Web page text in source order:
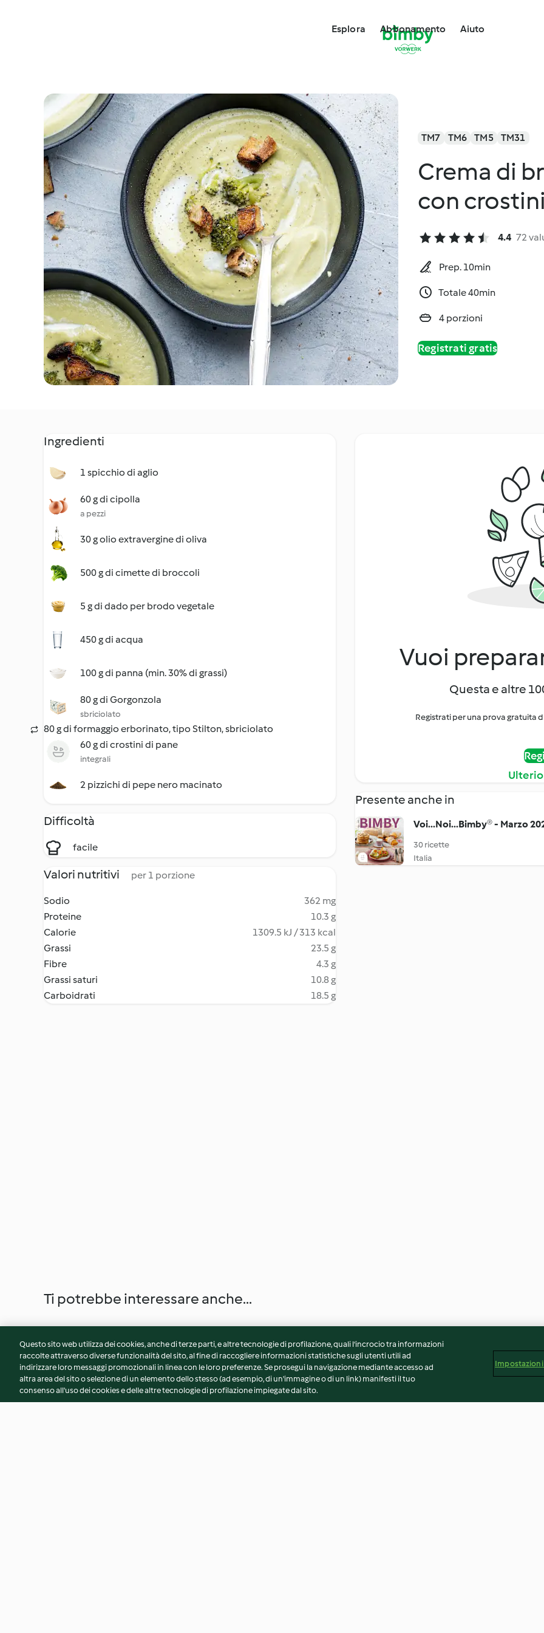
Esplora Abbonamento Aiuto
TM7 TM6 TM5 TM31
Crema di
con
4.4 72
Prep. 10min
Totale 40min
4 porzioni
Registrati gratis
Ingredienti
1 spicchio di aglio
60 g di cipolla
a pezzi
30 g olio extravergine di oliva
500 g di cimette di broccoli
5 g di dado per brodo vegetale
450 g di acqua
100 g di panna (min. 30% di grassi)
80 g di Gorgonzola
sbriciolato
80 g di formaggio erborinato, tipo Stilton, sbriciolato
60 g di crostini di pane
integrali
2 pizzichi di pepe nero macinato
Difficoltà
facile
Valori nutritivi per 1 porzione
Sodio
362 mg
Proteine
10.3 g
Calorie
1309.5 kJ / 313 kcal
Grassi
23.5 g
Fibre
4.3 g
Grassi saturi
10.8 g
Carboidrati
18.5 g
Vuoi
Questa e altre
Registrati per una prova gratuita
Presente anche in
Voi...Noi...Bimby® - Marzo
30 ricette
Italia
Ti potrebbe interessare anche...
Questo sito web utilizza dei cookies, anche di terze parti, e altre tecnologie di profilazione, quali l’incrocio tra informazioni
raccolte attraverso diverse funzionalità del sito, al fine di raccogliere informazioni statistiche sugli utenti utili ad
indirizzare loro messaggi promozionali in linea con le loro preferenze. Se prosegui la navigazione mediante accesso ad
altra area del sito o selezione di un elemento dello stesso (ad esempio, di un'immagine o di un link) manifesti il tuo
consenso all'uso dei cookies e delle altre tecnologie di profilazione impiegate dal sito.